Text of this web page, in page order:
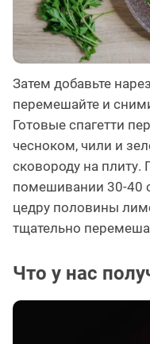
Затем добавьте
перемешайте и
Готовые спагетти
чесноком, чили и
сковороду на плиту.
помешивании 30-40
цедру половины
тщательно
Что у нас